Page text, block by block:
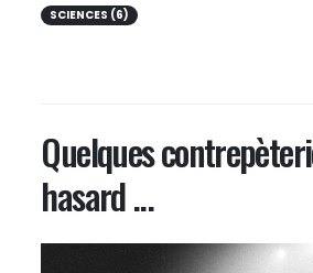
SCIENCES (6)
Quelques
hasard ...